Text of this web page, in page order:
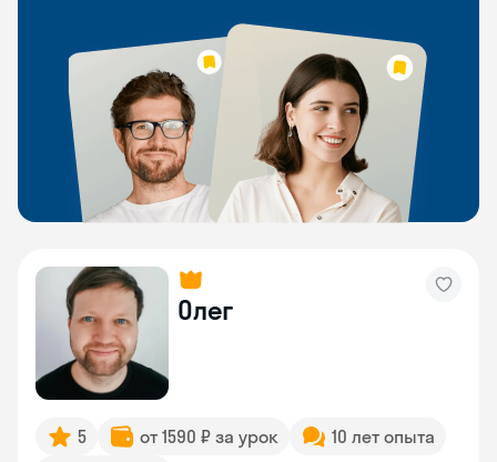
Олег
5 от 1590 ₽ за урок
10 лет опыта